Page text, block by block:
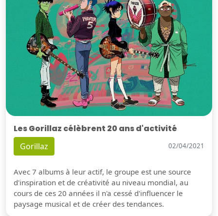
Les Gorillaz célèbrent 20 ans d'activité
Gorillaz 02/04/2021
Avec 7 albums à leur actif, le groupe est une source
d'inspiration et de créativité au niveau mondial, au
cours de ces 20 années il n'a cessé d'influencer le
paysage musical et de créer des tendances.